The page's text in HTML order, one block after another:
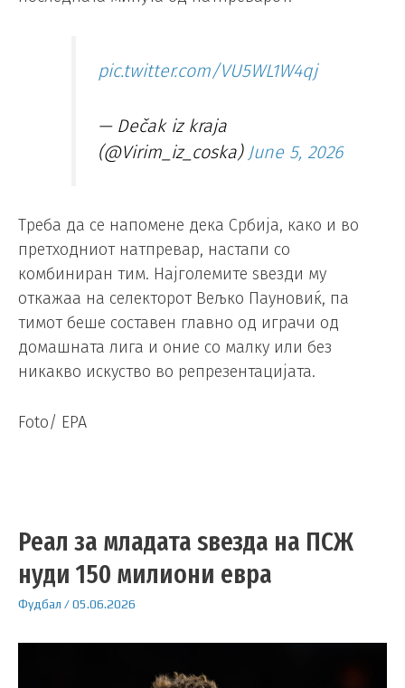
pic.twitter.com/VU5WL1W4qj
— Dečak iz kraja
(@Virim_iz_coska) June 5, 2026
Треба да се напомене дека Србија, како и во
претходниот натпревар, настапи со
комбиниран тим. Најголемите ѕвезди му
откажаа на селекторот Вељко Пауновиќ, па
тимот беше составен главно од играчи од
домашната лига и оние со малку или без
никакво искуство во репрезентацијата.
Foto/ EPA
Реал за младата ѕвезда на ПСЖ
нуди 150 милиони евра
Фудбал /05.06.2026